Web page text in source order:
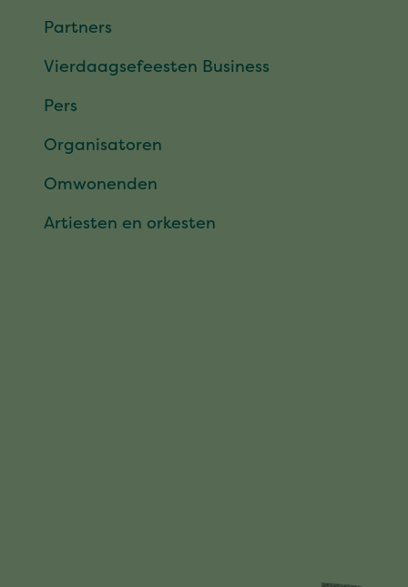
Partners
Vierdaagsefeesten Business
Pers
Organisatoren
Omwonenden
Artiesten en orkesten